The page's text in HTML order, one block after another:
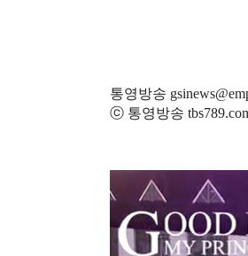
통영방송
ⓒ 통영방송